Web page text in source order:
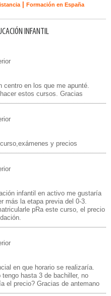
Formación en España
INFANTIL
centro en los que me apunté.
estos cursos. Gracias
y precios
infantil en activo me gustaría
más la etapa previa del 0-3.
pRa este curso, el precio
en que horario se realizaría.
hasta 3 de bachiller, no
el precio? Gracias de antemano